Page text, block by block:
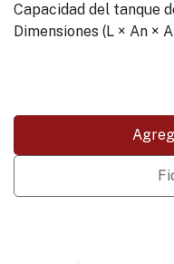
Capacidad del tanque
Dimensiones (L × An ×